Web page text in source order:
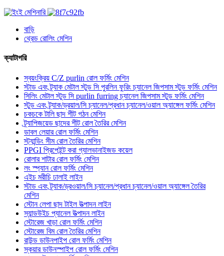
বাড়ি
থ্রেড রোলিং মেশিন
ক্যাটাগরি
স্বয়ংক্রিয় C/Z purlin রোল ফর্মিং মেশিন
স্টাড এবং ট্র্যাক মেটাল স্টুড সি পুরলিন ফুরিং চ্যানেল জিপসাম স্টুড ফর্মিং মেশিন
সিলিং মেটাল স্টুড সি purlin furring চ্যানেল জিপসাম স্টুড ফর্মিং মেশিন
স্টুড এবং ট্র্যাক/ড্রয়াল/সি চ্যানেল/প্রধান চ্যানেল/ওয়াল অ্যাঙ্গেল ফর্মিং মেশিন
চকচকে টালি ছাদ শীট গঠন মেশিন
ট্র্যাপিজয়েড ছাদের শীট রোল তৈরির মেশিন
ডাবল লেয়ার রোল ফর্মিং মেশিন
স্ট্যান্ডিং সীম রোল তৈরির মেশিন
PPGI প্রিপেইন্ট করা গ্যালভানাইজড কয়েল
রোলার শাটার রোল ফর্মিং মেশিন
লং স্প্যান রোল ফর্মিং মেশিন
এইচ মরীচি ঢালাই লাইন
স্টাড এবং ট্র্যাক/ড্রওয়াল/সি চ্যানেল/প্রধান চ্যানেল/ওয়াল অ্যাঙ্গেল তৈরির
মেশিন
স্টোন লেপা ছাদ টাইল উত্পাদন লাইন
স্যান্ডউইচ প্যানেল উত্পাদন লাইন
স্টোরেজ খাড়া রোল ফর্মিং মেশিন
স্টোরেজ বিম রোল তৈরির মেশিন
রাউন্ড ডাউনপাইপ রোল ফর্মিং মেশিন
স্কয়ার ডাউনস্পাইপ রোল ফর্মিং মেশিন